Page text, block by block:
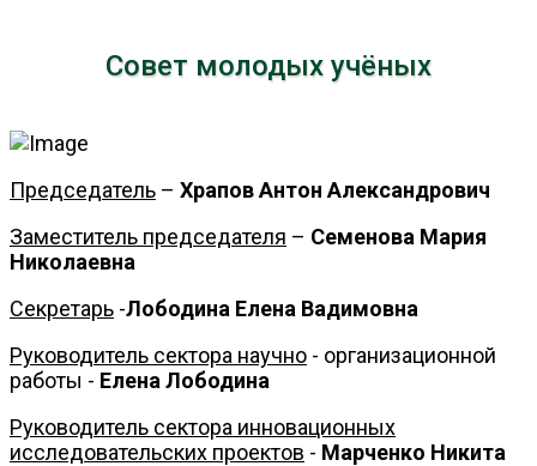
Совет молодых учёных
Председатель – Храпов Антон Александрович
Заместитель председателя – Семенова Мария
Николаевна
Секретарь -Лободина Елена Вадимовна
Руководитель сектора научно - организационной
работы - Елена Лободина
Руководитель сектора инновационных
исследовательских проектов - Марченко Никита